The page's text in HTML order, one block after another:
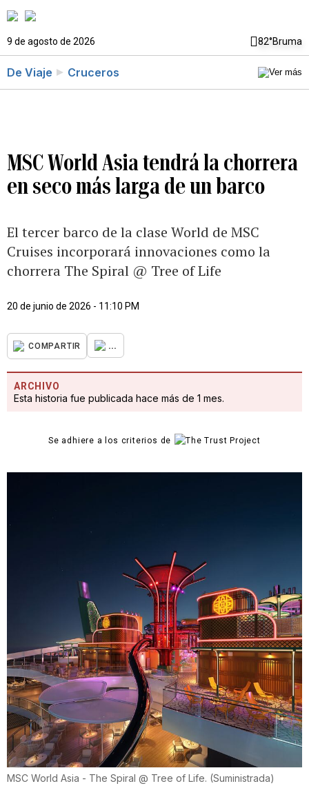
9 de agosto de 2026 82°Bruma
De Viaje Cruceros
MSC World Asia tendrá la chorrera
en seco más larga de un barco
El tercer barco de la clase World de MSC
Cruises incorporará innovaciones como la
chorrera The Spiral @ Tree of Life
20 de junio de 2026 - 11:10 PM
COMPARTIR ...
ARCHIVO
Esta historia fue publicada hace más de 1 mes.
Se adhiere a los criterios de
MSC World Asia - The Spiral @ Tree of Life. (Suministrada)